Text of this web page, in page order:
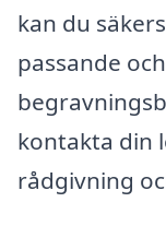
kan du
passande
kontakta din
rådgivning